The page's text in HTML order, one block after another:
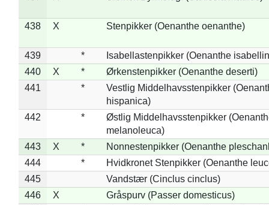
438 X Stenpikker (Oenanthe oenanthe)
439 *
Isabellastenpikker (Oenanthe
440
X *
Ørkenstenpikker (Oenanthe deserti)
441
*
Vestlig Middelhavsstenpikker
hispanica)
442
*
Østlig Middelhavsstenpikker
melanoleuca)
443
X *
Nonnestenpikker (Oenanthe
444
*
Hvidkronet Stenpikker (Oenanthe
445
Vandstær (Cinclus cinclus)
446
X
Gråspurv (Passer domesticus)